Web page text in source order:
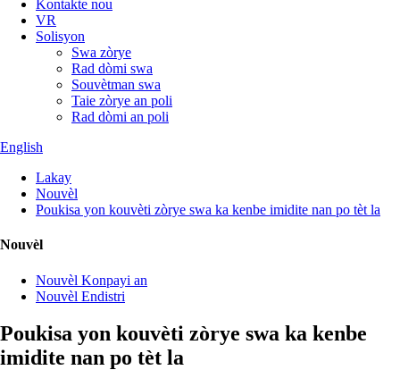
Kontakte nou
VR
Solisyon
Swa zòrye
Rad dòmi swa
Souvètman swa
Taie zòrye an poli
Rad dòmi an poli
English
Lakay
Nouvèl
Poukisa yon kouvèti zòrye swa ka kenbe imidite nan po tèt la
Nouvèl
Nouvèl Konpayi an
Nouvèl Endistri
Poukisa yon kouvèti zòrye swa ka kenbe
imidite nan po tèt la